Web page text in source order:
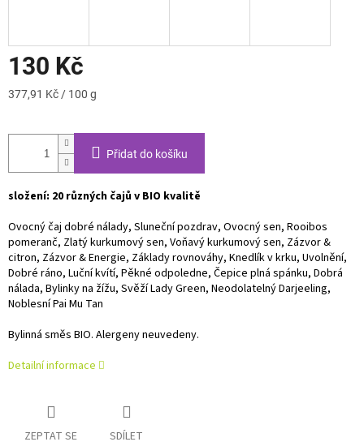
130 Kč
Měrná
377,91 Kč / 100 g
Přidat do košíku
složení: 20 různých čajů v BIO kvalitě
Ovocný čaj dobré nálady, Sluneční pozdrav, Ovocný sen, Rooibos
pomeranč, Zlatý kurkumový sen, Voňavý kurkumový sen, Zázvor &
citron, Zázvor & Energie, Základy rovnováhy, Knedlík v krku, Uvolnění,
Dobré ráno, Luční kvítí, Pěkné odpoledne, Čepice plná spánku, Dobrá
nálada, Bylinky na žížu, Svěží Lady Green, Neodolatelný Darjeeling,
Noblesní Pai Mu Tan
Bylinná směs BIO. Alergeny neuvedeny.
Detailní informace
ZEPTAT SE SDÍLET